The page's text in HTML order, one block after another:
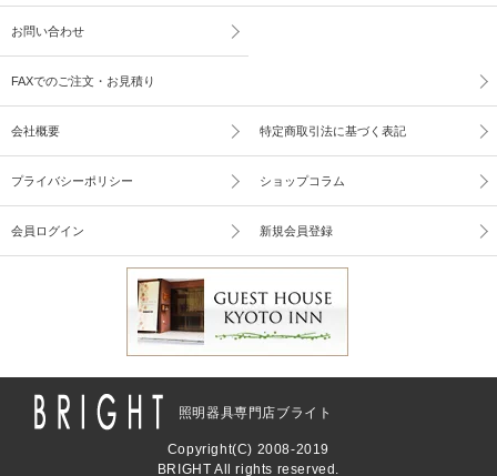
お問い合わせ
FAXでのご注文・お見積り
会社概要 特定商取引法に基づく表記
プライバシーポリシー ショップコラム
会員ログイン 新規会員登録
照明器具専門店ブライト
Copyright(C) 2008-2019
BRIGHT All rights reserved.